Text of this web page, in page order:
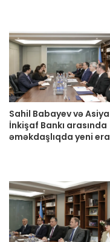
Sahil Babayev və Asiya
İnkişaf Bankı arasında
əməkdaşlıqda yeni era